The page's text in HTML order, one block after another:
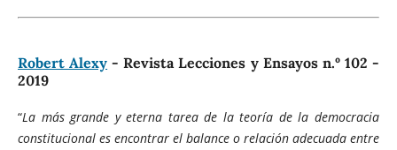
Robert Alexy - Revista Lecciones y Ensayos n.º 102 -
2019
“La más grande y eterna tarea de la teoría de la democracia
constitucional es encontrar el balance o relación adecuada entre